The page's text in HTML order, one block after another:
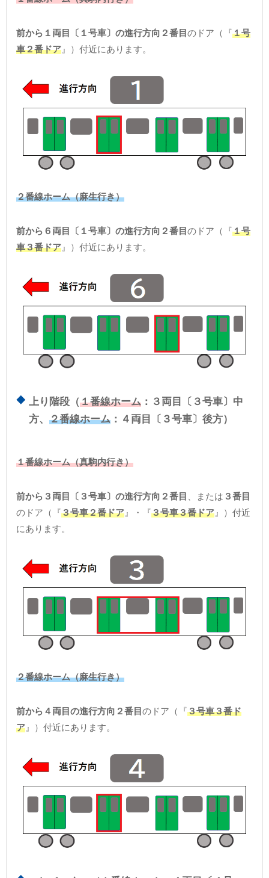
前から１両目〔１号車〕の進行方向２番目 のドア（『１号
車２番ドア 』）付近にあります。
２番線ホーム（麻生行き）
前から６両目〔１号車〕の進行方向２番目 のドア（『１号
車３番ドア』）付近にあります。
上り階段（１番線ホーム ：３両目〔３号車〕中
方、２番線ホーム ：４両目〔３号車〕後方）
１番線ホーム（真駒内行き）
前から３両目〔３号車〕の進行方向２番目 、または ３番目
のドア（『３号車２番ドア 』・『３号車３番ドア 』）付近
にあります。
２番線ホーム（麻生行き）
前から４両目の進行方向２番目 のドア（『３号車３番ド
ア 』）付近にあります。